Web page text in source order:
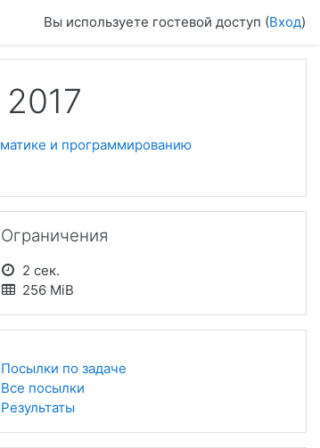
Вы используете гостевой доступ (Вход)
и программированию
Ограничения
2 сек.
256 MiB
Посылки по задаче
Все посылки
Результаты